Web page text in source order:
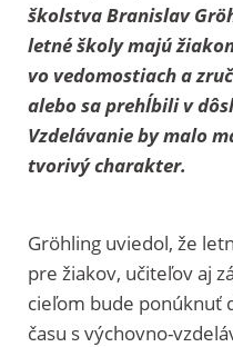
školstva Branislav
letné školy majú
vo vedomostiach a
alebo sa prehĺbili v
Vzdelávanie by malo
tvorivý charakter.
Gröhling uviedol, že
pre žiakov, učiteľov aj
cieľom bude ponúknuť
času s výchovno-